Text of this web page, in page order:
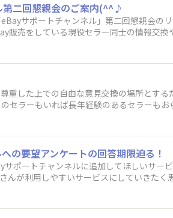
第二回懇親会のご案内(^^♪
サポートチャンネル」第二回懇親会のリ
販売をしている現役セラー同士の情報交換
を記載します。
飲み放題付き◆場所：渋谷近辺 ※場所確
ポリシー：お申込み後キャンセルをさ
合、キャンセル料が発生する場合があり
トチャンネル運営事務局
重した上での自由な意見交換の場所とする
セラーもいれば長年経験のあるセラーもお
ともありました。これに対し我々は心を痛
ライフを楽しむことを心から望んでいま
か？」等、投稿者に対し威圧感や不快感
にご協力をお願いいたします。皆でeBay
プ
の要望アンケートの回答期限迫る！
ポートチャンネルに追加してほしいサー
んが利用しやすいサービスにしていきたく
本メールは送信されております。 📢アン
ートにご回答いただいた方の中から抽選
運営事務局